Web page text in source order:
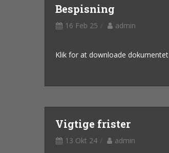
Bespisning
16 Feb 25 admin
Klik for at downloade dokumentet
Vigtige frister
13 Okt 24 admin